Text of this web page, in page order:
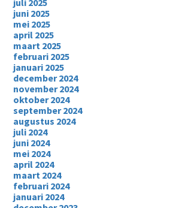
juli 2025
juni 2025
mei 2025
april 2025
maart 2025
februari 2025
januari 2025
december 2024
november 2024
oktober 2024
september 2024
augustus 2024
juli 2024
juni 2024
mei 2024
april 2024
maart 2024
februari 2024
januari 2024